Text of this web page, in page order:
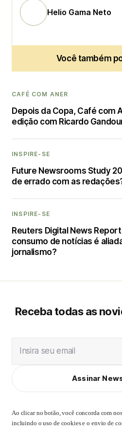
Helio Gama Neto
Você também
CAFÉ COM ANER
Depois da Copa, Café com
edição com Ricardo
INSPIRE-SE
Future Newsrooms Study
de errado com as
INSPIRE-SE
Reuters Digital News
consumo de notícias é
jornalismo?
Receba todas as
Insira seu email
Assinar
Ao clicar no botão, você concorda com
incluindo o uso de cookies e o envio de